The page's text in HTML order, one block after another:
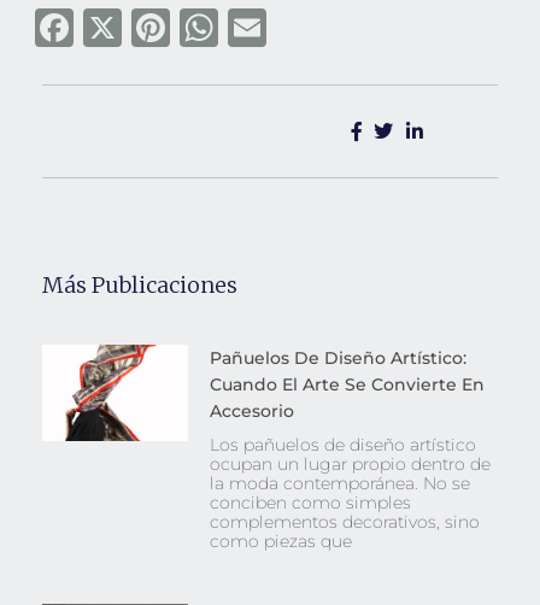
F
b
k
X
Pi
st
W
A
Más Publicaciones
Pañuelos De Diseño Artístico:
Cuando El Arte Se Convierte En
Accesorio
Los pañuelos de diseño artístico
ocupan un lugar propio dentro de
la moda contemporánea. No se
conciben como simples
complementos decorativos, sino
como piezas que